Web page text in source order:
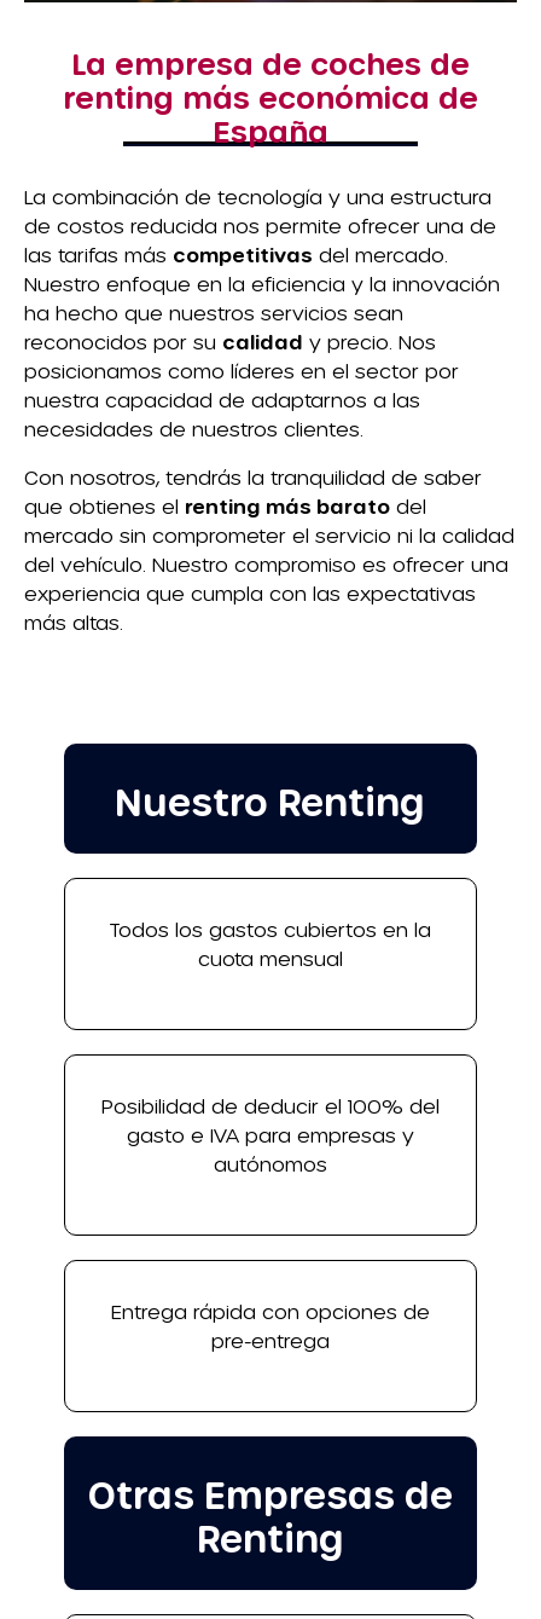
La empresa de coches de
renting más económica de
España
La combinación de tecnología y una estructura
de costos reducida nos permite ofrecer una de
las tarifas más competitivas del mercado.
Nuestro enfoque en la eficiencia y la innovación
ha hecho que nuestros servicios sean
reconocidos por su calidad y precio. Nos
posicionamos como líderes en el sector por
nuestra capacidad de adaptarnos a las
necesidades de nuestros clientes.
Con nosotros, tendrás la tranquilidad de saber
que obtienes el renting más barato del
mercado sin comprometer el servicio ni la calidad
del vehículo. Nuestro compromiso es ofrecer una
experiencia que cumpla con las expectativas
más altas.
Nuestro Renting
Otras Empresas de
Renting
Todos los gastos cubiertos en la
cuota mensual
Posibilidad de deducir el 100% del
gasto e IVA para empresas y
autónomos
Entrega rápida con opciones de
pre-entrega